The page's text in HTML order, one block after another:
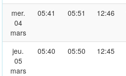
mer.
04
mars
05:41 05:51 12:46
jeu.
05
mars
05:40 05:50 12:45